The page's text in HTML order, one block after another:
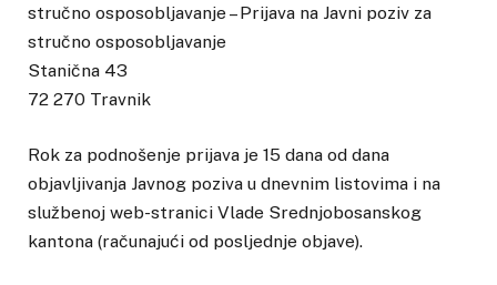
stručno osposobljavanje – Prijava na Javni poziv za
stručno osposobljavanje
Stanična 43
72 270 Travnik
Rok za podnošenje prijava je 15 dana od dana
objavljivanja Javnog poziva u dnevnim listovima i na
službenoj web-stranici Vlade Srednjobosanskog
kantona (računajući od posljednje objave).